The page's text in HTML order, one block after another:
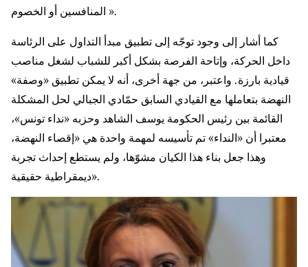
المنافسين أو الخصوم ».
كما أشار إلى وجود توجّه إلى تطبيق مبدأ التداول على الرئاسة
داخل الحركة، وإتاحة الفرصة بشكل أكبر للشباب لشغل مناصب
قيادية بارزة. واعتبر، من جهة أخرى، أنه لا يمكن تطبيق «وصفة»
النهضة بتعاملها مع القيادي السابق حمّادي الجبالي لحل المشكلة
القائمة بين رئيس الحكومة يوسف الشاهد وحزبه «نداء تونس»،
معتبرا أن «النداء» تم تأسيسه لمهمة واحدة هي «إقصاء النهضة،
وهذا جعل بناء هذا الكيان مشوّها، ولم يستطع إحداث تجربة
ديمقراطية حقيقية».